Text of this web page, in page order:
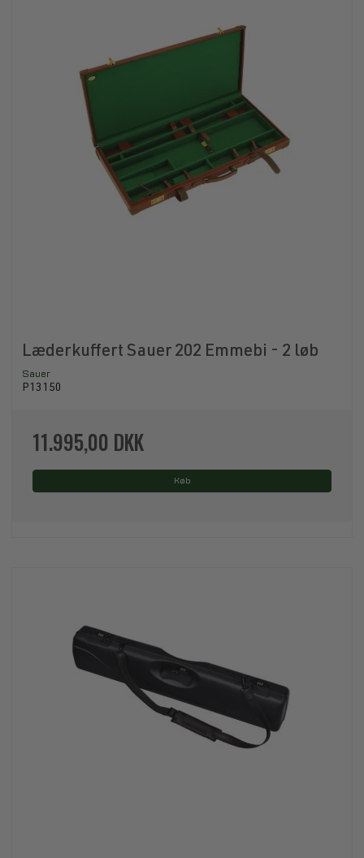
Læderkuffert Sauer 202 Emmebi - 2 løb
Sauer
P13150
11.995,00 DKK
Køb